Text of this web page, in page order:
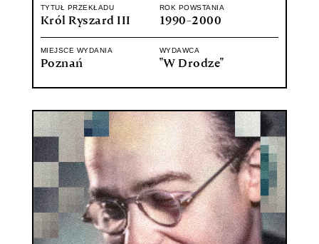
TYTUŁ PRZEKŁADU
Król Ryszard III
ROK POWSTANIA
1990-2000
MIEJSCE WYDANIA
Poznań
WYDAWCA
"W Drodze"